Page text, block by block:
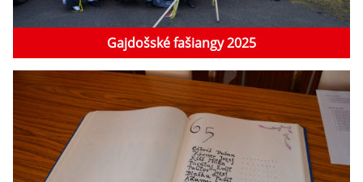
Gajdošské fašiangy 2025